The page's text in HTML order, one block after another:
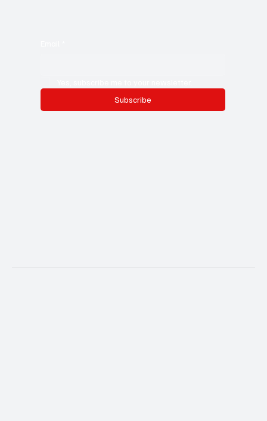
Subscribe